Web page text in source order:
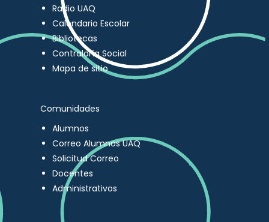
Radio UAQ
Calendario Escolar
Bibliotecas
Contraloría Social
Mapa de sitio
Comunidades
Alumnos
Correo Alumnos UAQ
Solicitud Correo
Docentes
Administrativos